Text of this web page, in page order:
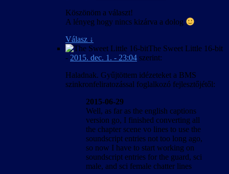
Köszönöm a választ!
A lényeg hogy nincs kizárva a dolog
Válasz ↓
The Sweet Little 16-bit
- 2015. dec. 1. - 23:04 szerint:
Haladnak. Gyűjtöttem idézeteket a BMS
szinkronfeliratozással foglalkozó fejlesztőjétől:
2015-06-29
Well, as far as the english captions
version go, I finished converting all
the chapter scene vo lines to use the
soundscript entries not too long ago,
so now I have to start working on
soundscript entries for the guard, sci
male, and sci female chatter lines